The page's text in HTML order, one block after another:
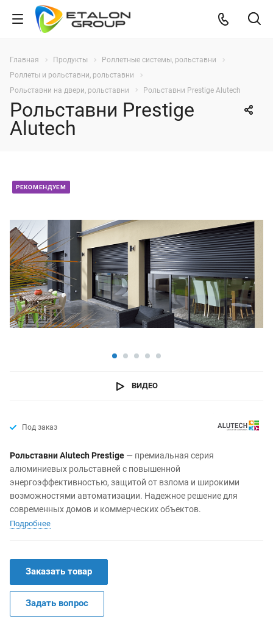
Главная Продукты
Роллетные системы, рольставни
Роллеты и рольставни, рольставни
Рольставни на двери, рольставни
Рольставни Prestige Alutech
Рольставни Prestige
Alutech
РЕКОМЕНДУЕМ
ВИДЕО
Под заказ
Рольставни Alutech Prestige — премиальная серия
алюминиевых рольставней с повышенной
энергоэффективностью, защитой от взлома и широкими
возможностями автоматизации. Надежное решение для
современных домов и коммерческих объектов.
Подробнее
Заказать товар
Задать вопрос